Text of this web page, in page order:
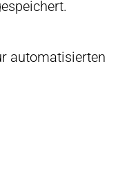
automatisierten